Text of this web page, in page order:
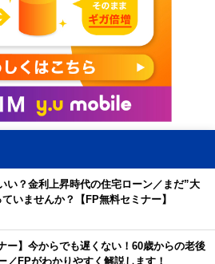
い？金利上昇時代の住宅ローン／まだ”大
いませんか？【FP無料セミナー】
ー】今からでも遅くない！60歳からの老後
／FPがわかりやすく解説します！